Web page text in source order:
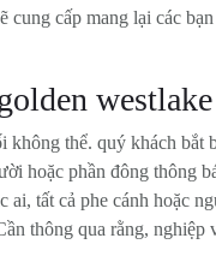
cấp mang lại các
westlake
không thể. quý khách bắt
hoặc phần đông
tất cả phe cánh hoặc
thông qua rằng,